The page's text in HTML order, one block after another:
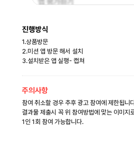
진행방식
1.상품방문
2.미션 앱 방문 해서 설치
3.설치받은 앱 실행- 캡쳐
주의사항
참여 취소할 경우 추후 광고 참여에 제한됩니
결과물 제출시 꼭 위 참여방법에 맞는 이미지
1인 1회 참여 가능합니다.